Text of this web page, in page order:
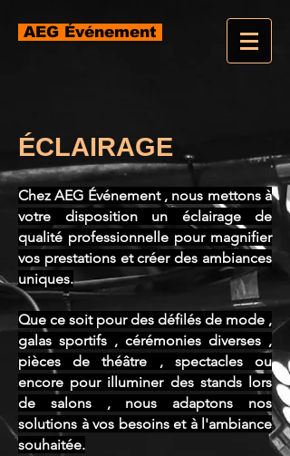
AEG Événement
ÉCLAIRAGE
Chez AEG Événement , nous mettons à
votre disposition un éclairage de
qualité professionnelle pour magnifier
vos prestations et créer des ambiances
uniques.
Que ce soit pour des défilés de mode ,
galas sportifs , cérémonies diverses ,
pièces de théâtre , spectacles ou
encore pour illuminer des stands lors
de salons , nous adaptons nos
solutions à vos besoins et à l'ambiance
souhaitée.